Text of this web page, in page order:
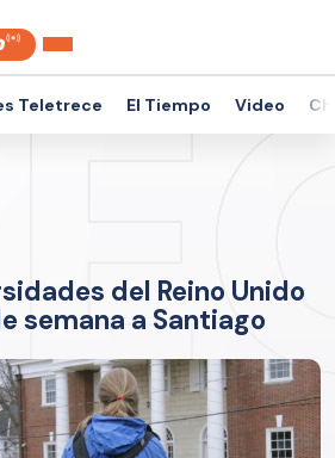
Teletrece El Tiempo Video
del Reino Unido
semana a Santiago